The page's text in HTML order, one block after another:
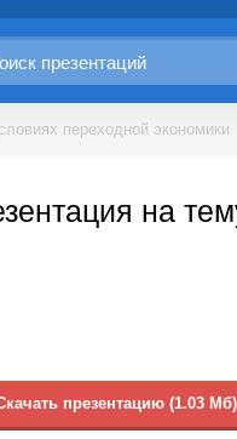
переходной экономики
на
презентацию (1.03 Мб)